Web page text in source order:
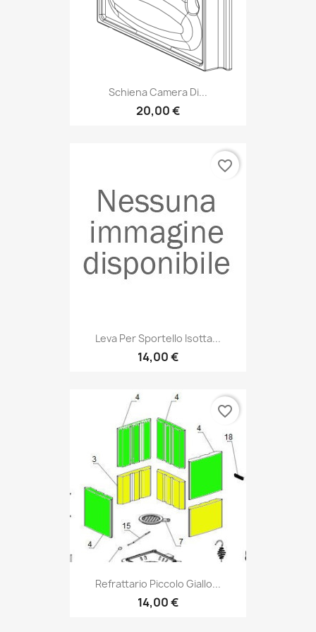
Schiena Camera Di...
20,00 €
Leva Per Sportello Isotta...
14,00 €
favorite_border
Refrattario Piccolo Giallo...
14,00 €
favorite_border